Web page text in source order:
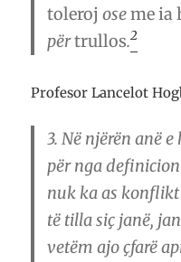
toleroj oseme ia
përtrullos.2
Profesor Lancelot
3. Në njërën anë
për nga
nuk ka as konflikt
të tilla siç janë,
vetëm ajo çfarë